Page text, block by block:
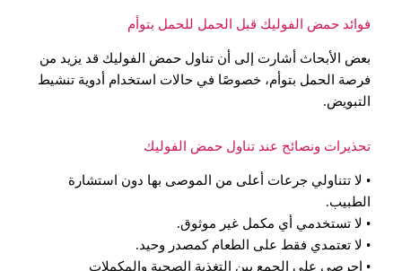
فوائد حمض الفوليك قبل الحمل للحمل بتوأم
بعض الأبحاث أشارت إلى أن تناول حمض الفوليك قد يزيد من
فرصة الحمل بتوأم، خصوصًا في حالات استخدام أدوية تنشيط
التبويض.
تحذيرات ونصائح عند تناول حمض الفوليك
• لا تتناولي جرعات أعلى من الموصى بها دون استشارة
الطبيب.
• لا تستخدمي أي مكمل غير موثوق.
• لا تعتمدي فقط على الطعام كمصدر وحيد.
• احرصي على الجمع بين التغذية الصحية والمكملات